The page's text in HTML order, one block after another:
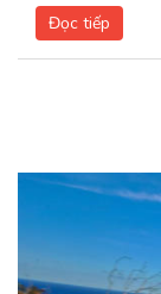
Đọc tiếp